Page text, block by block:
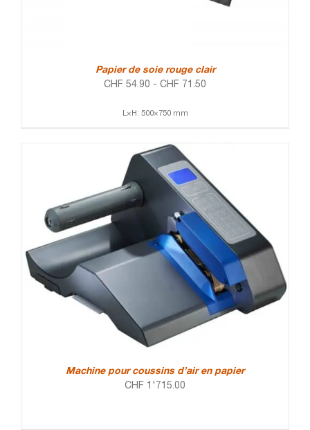
Papier de soie rouge clair
CHF 54.90 - CHF 71.50
L×H: 500×750 mm
Machine pour coussins d’air en papier
CHF 1'715.00